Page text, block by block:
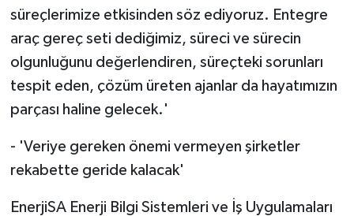
süreçlerimize etkisinden söz ediyoruz. Entegre
araç gereç seti dediğimiz, süreci ve sürecin
olgunluğunu değerlendiren, süreçteki sorunları
tespit eden, çözüm üreten ajanlar da hayatımızın
parçası haline gelecek.'
- 'Veriye gereken önemi vermeyen şirketler
rekabette geride kalacak'
EnerjiSA Enerji Bilgi Sistemleri ve İş Uygulamaları